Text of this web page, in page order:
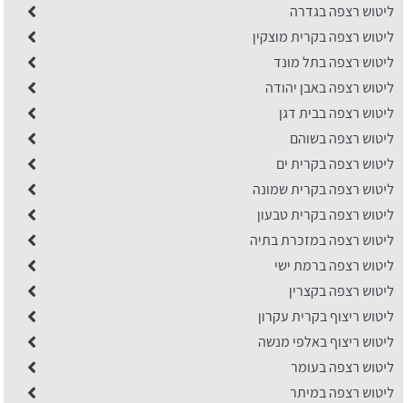
ליטוש רצפה בגדרה
ליטוש רצפה בקרית מוצקין
ליטוש רצפה בתל מונד
ליטוש רצפה באבן יהודה
ליטוש רצפה בבית דגן
ליטוש רצפה בשוהם
ליטוש רצפה בקרית ים
ליטוש רצפה בקרית שמונה
ליטוש רצפה בקרית טבעון
ליטוש רצפה במזכרת בתיה
ליטוש רצפה ברמת ישי
ליטוש רצפה בקצרין
ליטוש ריצוף בקרית עקרון
ליטוש ריצוף באלפי מנשה
ליטוש רצפה בעומר
ליטוש רצפה במיתר